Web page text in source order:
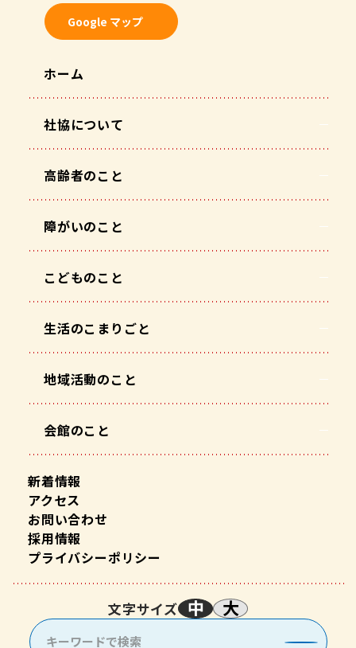
Google マップ
ホーム
社協について
高齢者のこと
障がいのこと
こどものこと
生活のこまりごと
地域活動のこと
会館のこと
新着情報
アクセス
お問い合わせ
採用情報
プライバシーポリシー
文字サイズ 中 大